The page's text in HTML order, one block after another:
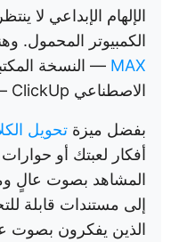
الإلهام الإبداعي لا
الكمبيوتر المحمول.
MAX — النسخة
الاصطناعي ClickUp — لتكون مفيدة.
بفضل ميزة تحويل
أفكار لعبتك أو
المشاهد بصوت عالٍ
إلى مستندات قابلة
الذين يفكرون بصوت